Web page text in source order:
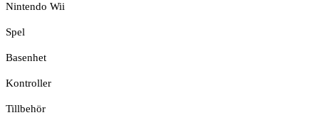
Nintendo Wii
Spel
Basenhet
Kontroller
Tillbehör